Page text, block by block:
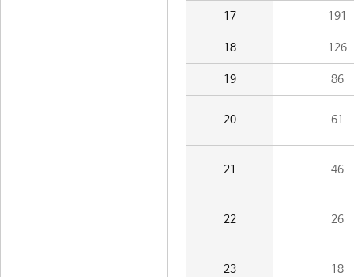
17 191
18 126
19 86
20 61
21 46
22 26
23 18